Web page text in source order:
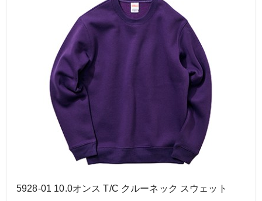
5928-01 10.0オンス T/C クルーネック スウェット